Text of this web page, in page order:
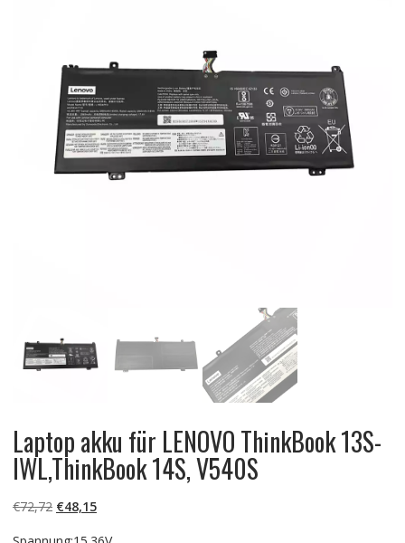
Laptop akku für LENOVO ThinkBook 13S-
IWL,ThinkBook 14S, V540S
€72,72 Ursprünglicher
€48,15Aktueller